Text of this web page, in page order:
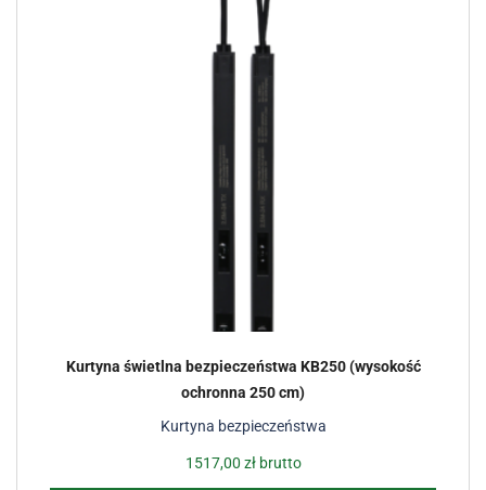
Kurtyna bezpieczeństwa
Kurtyna świetlna bezpieczeństwa KB250 (wysokość
ochronna 250 cm)
1517,00 złbrutto